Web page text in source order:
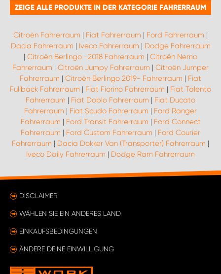
ZEIGE ALLE PRODUKTE IN DER KATEGORIE FAHRERRAUM
Citroën Fahrerraum | Fiat Fahrerraum | Ford Fahrerraum |
Dacia Fahrerraum | Iveco Fahrerraum | Dodge Fahrerraum
| Citroën Berlingo -2018 Fahrerraum | Citroën Nemo
Fahrerraum | Citroën Jumpy Fahrerraum | Citroën Jumper
Fahrerraum | Citroën Berlingo 2019- Fahrerraum | Fiat
Fullback Fahrerraum | Fiat Fiorino Fahrerraum | Fiat Talento
Fahrerraum | Fiat Doblo Fahrerraum | Fiat Ducato
Fahrerraum | Fiat Scudo Fahrerraum | Ford Ranger
Fahrerraum | Ford Transit Fahrerraum | Ford Connect
Fahrerraum | Ford Custom Fahrerraum | Ford Courier
Fahrerraum | Dacia Dokker Van (Transporter) Fahrerraum |
Iveco Daily Fahrerraum | Dodge Ram Fahrerraum
DISCLAIMER
WÄHLEN SIE EIN ANDERES LAND
EINKAUFSBEDINGUNGEN
ÄNDERE DEINE EINWILLIGUNG